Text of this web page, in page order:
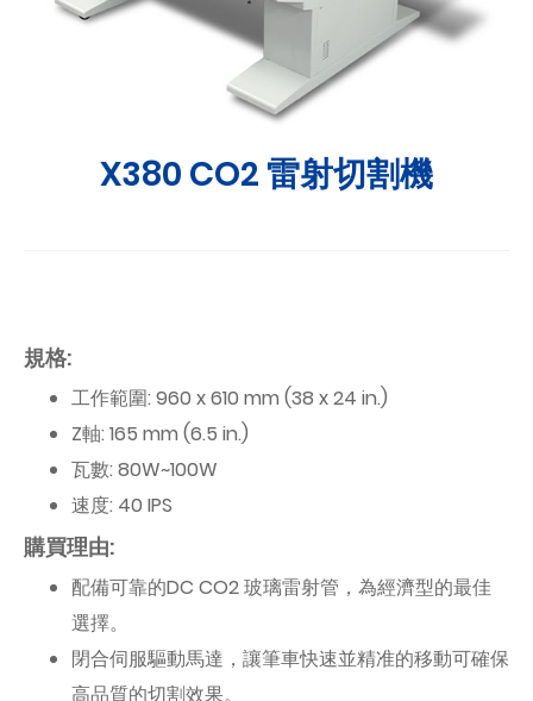
X380 CO2 雷射切割機
規格:
工作範圍: 960 x 610 mm (38 x 24 in.)
Z軸: 165 mm (6.5 in.)
瓦數: 80W~100W
速度: 40 IPS
購買理由:
配備可靠的DC CO2 玻璃雷射管，為經濟型的最佳
選擇。
閉合伺服驅動馬達，讓筆車快速並精准的移動可確保
高品質的切割效果。